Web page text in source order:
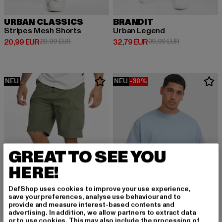
URBAN CLASSICS
Stripes Mesh Shorts
20,99 EUR
Derzeitiger Preis: 20,99 EUR
29,99 EURAktionspreis: 29,99 EUR
BRANDIT
Urban Legend
32,79 EUR
Derzeitiger Preis: 32,79 EUR
39,99 EURAktionspreis:
NEU
BRANDIT
NEU -30%
GREAT TO SEE YOU
HERE!
DefShop uses cookies to improve your use experience,
save your preferences, analyse use behaviour and to
provide and measure interest-based contents and
advertising. In addition, we allow partners to extract data